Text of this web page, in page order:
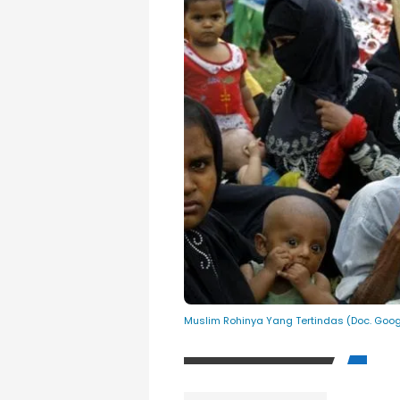
Muslim Rohinya Yang Tertindas (Doc.